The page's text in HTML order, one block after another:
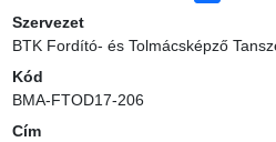
Szervezet
BTK Fordító- és Tolmácsképző
Kód
BMA-FTOD17-206
Cím